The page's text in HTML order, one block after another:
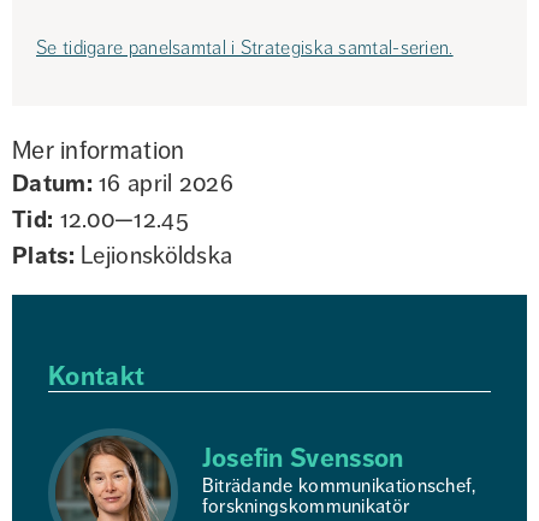
Se tidigare panelsamtal i Strategiska samtal-serien.
Mer information
Datum: 16 april 2026
Tid: 12.00—12.45
Plats: Lejionsköldska
Kontakt
Josefin Svensson
Biträdande kommunikationschef,
forskningskommunikatör